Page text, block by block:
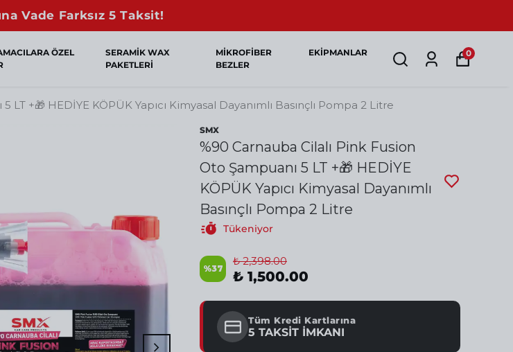
Net %10 İndirim!
ÖZEL
SERAMİK WAX
PAKETLERİ
MİKROFİBER
BEZLER
EKİPMANLAR 0
+🎁 HEDİYE KÖPÜK Yapıcı Kimyasal Dayanımlı Basınçlı Pompa 2 Litre
SMX
%90 Carnauba Cilalı Pink Fusion
Oto Şampuanı 5 LT +🎁 HEDİYE
KÖPÜK Yapıcı Kimyasal Dayanımlı
Basınçlı Pompa 2 Litre
Tükeniyor
%37
₺ 2,398.00
₺ 1,500.00
Tüm Kredi Kartlarına
5 TAKSİT İMKANI